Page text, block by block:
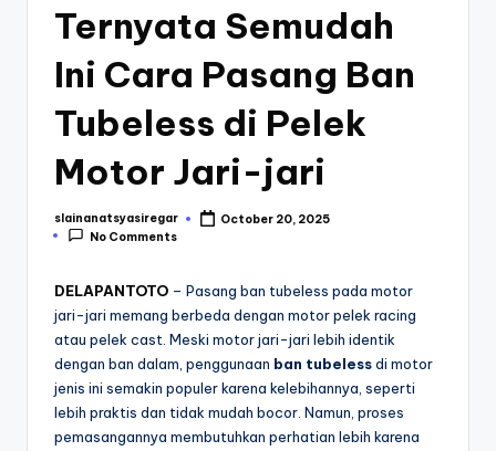
Ternyata Semudah
Ini Cara Pasang Ban
Tubeless di Pelek
Motor Jari-jari
Posted
by
slainanatsyasiregar
October 20, 2025
No Comments
DELAPANTOTO – Pasang ban tubeless pada motor
jari-jari memang berbeda dengan motor pelek racing
atau pelek cast. Meski motor jari-jari lebih identik
dengan ban dalam, penggunaan ban tubelessdi motor
jenis ini semakin populer karena kelebihannya, seperti
lebih praktis dan tidak mudah bocor. Namun, proses
pemasangannya membutuhkan perhatian lebih karena